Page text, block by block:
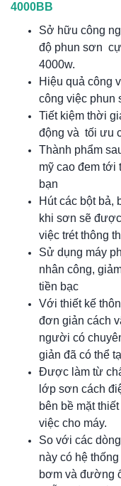
4000BB
Sở hữu công
độ phun sơn
4000w.
Hiệu quả công
công việc phun
Tiết kiệm thời
động và tối ưu
Thành phẩm
mỹ cao đem tới
bạn
Hút các bột bả,
khi sơn sẽ
việc trét thông
Sử dụng máy
nhân công,
tiền bạc
Với thiết kế
đơn giản cách
người có
giản đã có thể
Được làm từ
lớp sơn cách
bên bề mặt
việc cho máy.
So với các dòng
này có hệ
bơm và đường